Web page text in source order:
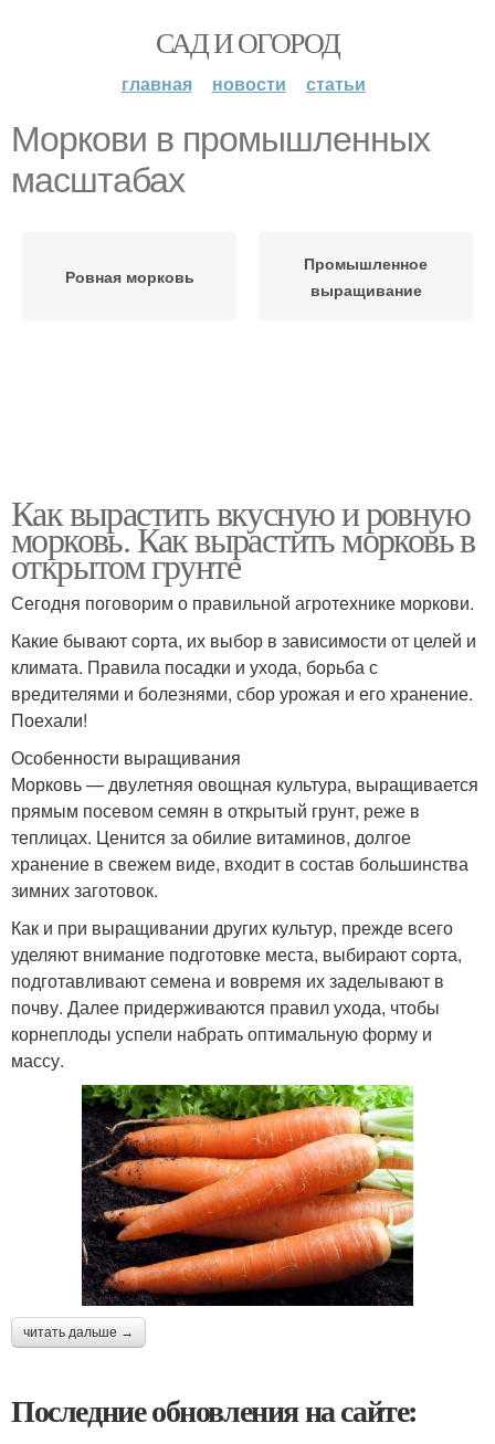
САД И ОГОРОД
главная новости статьи
Моркови в промышленных
масштабах
Ровная морковь
Промышленное
выращивание
Как вырастить вкусную и ровную
морковь. Как вырастить морковь в
открытом грунте
Сегодня поговорим о правильной агротехнике моркови.
Какие бывают сорта, их выбор в зависимости от целей и
климата. Правила посадки и ухода, борьба с
вредителями и болезнями, сбор урожая и его хранение.
Поехали!
Особенности выращивания
Морковь — двулетняя овощная культура, выращивается
прямым посевом семян в открытый грунт, реже в
теплицах. Ценится за обилие витаминов, долгое
хранение в свежем виде, входит в состав большинства
зимних заготовок.
Как и при выращивании других культур, прежде всего
уделяют внимание подготовке места, выбирают сорта,
подготавливают семена и вовремя их заделывают в
почву. Далее придерживаются правил ухода, чтобы
корнеплоды успели набрать оптимальную форму и
массу.
читать дальше →
Последние обновления на сайте: